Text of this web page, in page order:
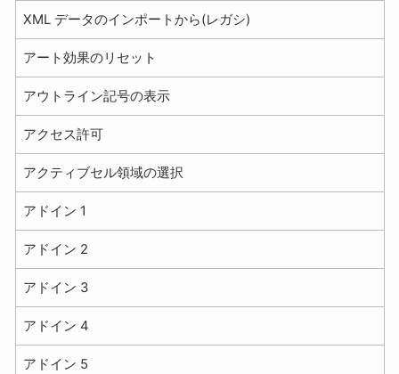
XML データのインポートから(レガシ)
アート効果のリセット
アウトライン記号の表示
アクセス許可
アクティブセル領域の選択
アドイン 1
アドイン 2
アドイン 3
アドイン 4
アドイン 5